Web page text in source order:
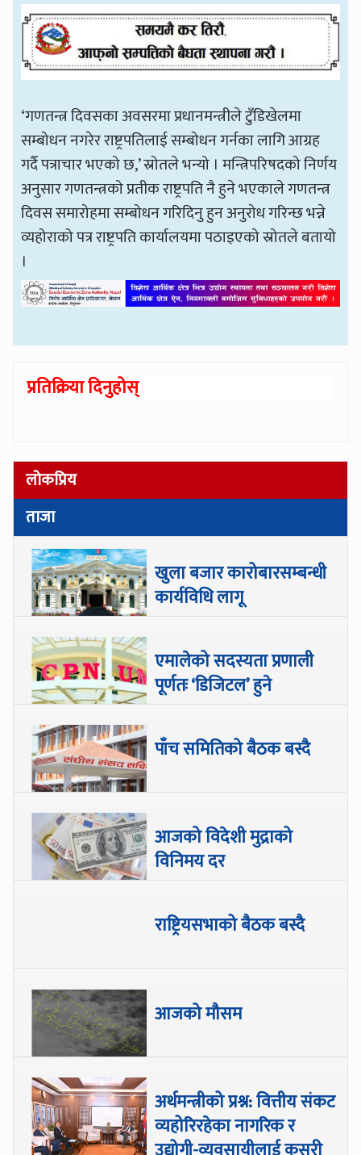
‘गणतन्त्र दिवसका अवसरमा प्रधानमन्त्रीले टुँडिखेलमा
सम्बोधन नगरेर राष्ट्रपतिलाई सम्बोधन गर्नका लागि आग्रह
गर्दै पत्राचार भएको छ,’ स्रोतले भन्यो । मन्त्रिपरिषदको निर्णय
अनुसार गणतन्त्रको प्रतीक राष्ट्रपति नै हुने भएकाले गणतन्त्र
दिवस समारोहमा सम्बोधन गरिदिनु हुन अनुरोध गरिन्छ भन्ने
व्यहोराको पत्र राष्ट्रपति कार्यालयमा पठाइएको स्रोतले बतायो
।
प्रतिक्रिया दिनुहोस्
लोकप्रिय
ताजा
खुला बजार कारोबारसम्बन्धी
कार्यविधि लागू
एमालेको सदस्यता प्रणाली
पूर्णतः ‘डिजिटल’ हुने
पाँच समितिको बैठक बस्दै
आजको विदेशी मुद्राको
विनिमय दर
राष्ट्रियसभाको बैठक बस्दै
आजको मौसम
अर्थमन्त्रीको प्रश्न: वित्तीय संकट
व्यहोरिरहेका नागरिक र